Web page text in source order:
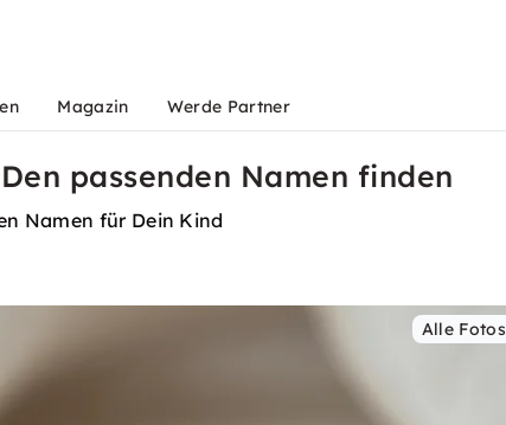
Magazin Werde Partner
passenden Namen finden
Namen für Dein Kind
Alle Fotos